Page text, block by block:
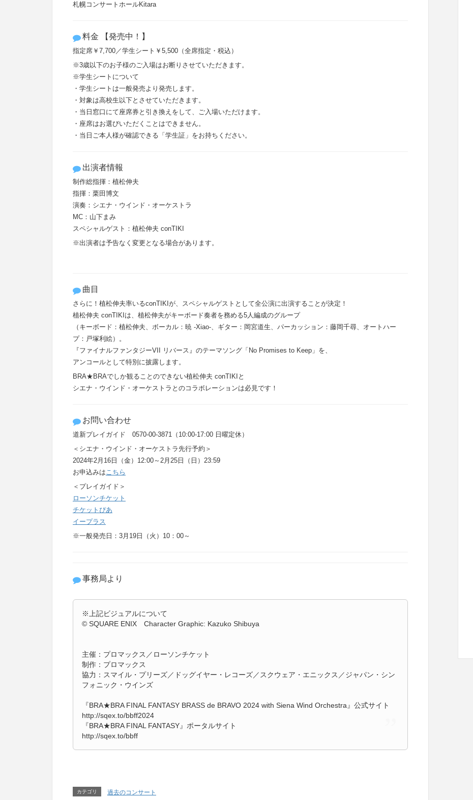
札幌コンサートホールKitara
料金 【発売中！】
指定席￥7,700／学生シート￥5,500（全席指定・税込）
※3歳以下のお子様のご入場はお断りさせていただきます。
※学生シートについて
・学生シートは一般発売より発売します。
・対象は高校生以下とさせていただきます。
・当日窓口にて座席券と引き換えをして、ご入場いただけます。
・座席はお選びいただくことはできません。
・当日ご本人様が確認できる「学生証」をお持ちください。
出演者情報
制作総指揮：植松伸夫
指揮：栗田博文
演奏：シエナ・ウインド・オーケストラ
MC：山下まみ
スペシャルゲスト：植松伸夫 conTIKI
※出演者は予告なく変更となる場合があります。
曲目
さらに！植松伸夫率いるconTIKIが、スペシャルゲストとして全公演に出演することが決定！
植松伸夫 conTIKIは、植松伸夫がキーボード奏者を務める5人編成のグループ
（キーボード：植松伸夫、ボーカル：暁 -Xiao-、ギター：岡宮道生、パーカッション：藤岡千尋、オートハー
プ：戸塚利絵）。
『ファイナルファンタジーVII リバース』のテーマソング「No Promises to Keep」を、
アンコールとして特別に披露します。
BRA★BRAでしか観ることのできない植松伸夫 conTIKIと
シエナ・ウインド・オーケストラとのコラボレーションは必見です！
お問い合わせ
道新プレイガイド 0570-00-3871（10:00-17:00 日曜定休）
＜シエナ・ウインド・オーケストラ先行予約＞
2024年2月16日（金）12:00～2月25日（日）23:59
お申込みはこちら
＜プレイガイド＞
ローソンチケット
チケットぴあ
イープラス
※一般発売日：3月19日（火）10：00～
事務局より
※上記ビジュアルについて
© SQUARE ENIX Character Graphic: Kazuko Shibuya
主催：プロマックス／ローソンチケット
制作：プロマックス
協力：スマイル・プリーズ／ドッグイヤー・レコーズ／スクウェア・エニックス／ジャパン・シン
フォニック・ウインズ
『BRA★BRA FINAL FANTASY BRASS de BRAVO 2024 with Siena Wind Orchestra』公式サイト
http://sqex.to/bbff2024
『BRA★BRA FINAL FANTASY』ポータルサイト
http://sqex.to/bbff
カテゴリ 過去のコンサート